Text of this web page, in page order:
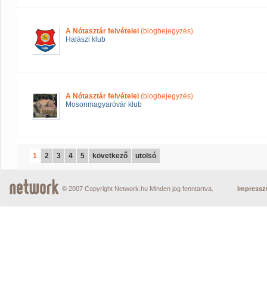
A Nótasztár felvételei (blogbejegyzés)
Halászi klub
A Nótasztár felvételei (blogbejegyzés)
Mosonmagyaróvár klub
1 2 3 4 5 következő utolsó
© 2007 Copyright Network.hu Minden jog fenntartva.